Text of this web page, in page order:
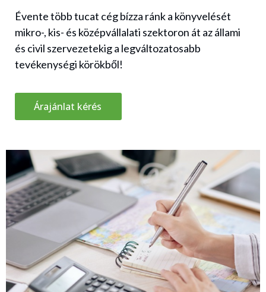
Évente több tucat cég bízza ránk a könyvelését
mikro-, kis- és középvállalati szektoron át az állami
és civil szervezetekig a legváltozatosabb
tevékenységi körökből!
Árajánlat kérés